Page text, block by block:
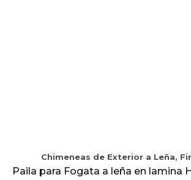
Chimeneas de Exterior a Leña,
Paila para Fogata a leña en lamina